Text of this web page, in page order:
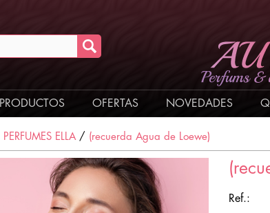
PRODUCTOS OFERTAS NOVEDADES
PERFUMES ELLA / (recuerda Agua de Loewe)
Ref.: